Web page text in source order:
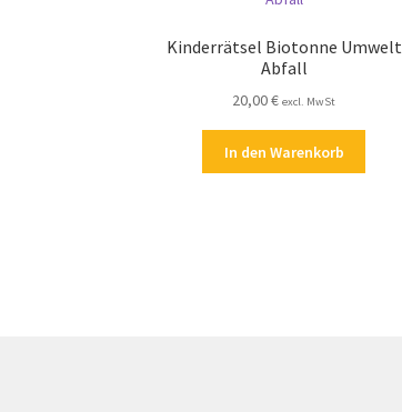
Kinderrätsel Biotonne Umwelt
Abfall
20,00€ excl. MwSt
In den Warenkorb